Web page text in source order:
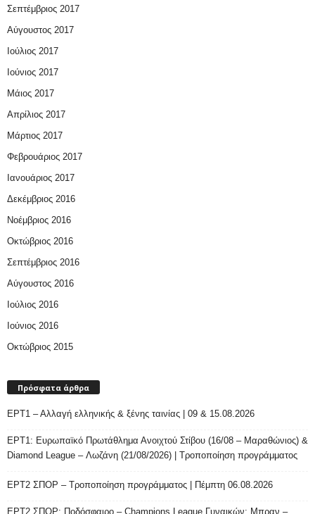
Σεπτέμβριος 2017
Αύγουστος 2017
Ιούλιος 2017
Ιούνιος 2017
Μάιος 2017
Απρίλιος 2017
Μάρτιος 2017
Φεβρουάριος 2017
Ιανουάριος 2017
Δεκέμβριος 2016
Νοέμβριος 2016
Οκτώβριος 2016
Σεπτέμβριος 2016
Αύγουστος 2016
Ιούλιος 2016
Ιούνιος 2016
Οκτώβριος 2015
Πρόσφατα άρθρα
ΕΡΤ1 – Αλλαγή ελληνικής & ξένης ταινίας | 09 & 15.08.2026
ΕΡΤ1: Ευρωπαϊκό Πρωτάθλημα Ανοιχτού Στίβου (16/08 – Μαραθώνιος) &
Diamond League – Λωζάνη (21/08/2026) | Τροποποίηση προγράμματος
ΕΡΤ2 ΣΠΟΡ – Τροποποίηση προγράμματος | Πέμπτη 06.08.2026
ΕΡΤ2 ΣΠΟΡ: Ποδόσφαιρο – Champions League Γυναικών: Μπραν –